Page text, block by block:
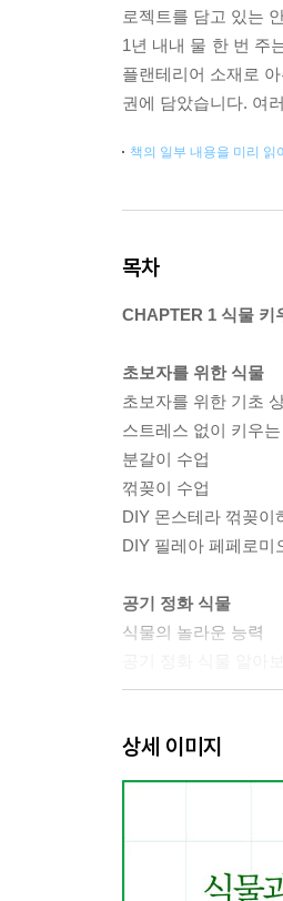
로젝트를 담고 있는
1년 내내 물 한 번 주
플랜테리어 소재로
권에 담았습니다. 여
책의 일부 내용을 미리 읽
목차
CHAPTER 1 식물 키
초보자를 위한 식물
초보자를 위한 기초
스트레스 없이 키우
분갈이 수업
꺾꽂이 수업
DIY 몬스테라 꺾꽂이
DIY 필레아 페페로미
공기 정화 식물
식물의 놀라운 능력
초보자를 위한 기초 상
지켜야 할 세 가지 /
CHAPTER 2 식물 인
상세 이미지